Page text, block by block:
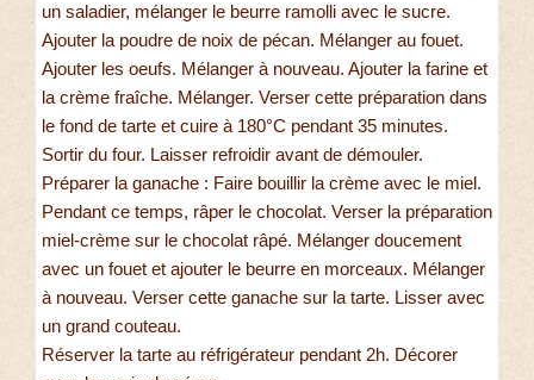
un saladier, mélanger le beurre ramolli avec le sucre.
Ajouter la poudre de noix de pécan. Mélanger au fouet.
Ajouter les oeufs. Mélanger à nouveau. Ajouter la farine et
la crème fraîche. Mélanger. Verser cette préparation dans
le fond de tarte et cuire à 180°C pendant 35 minutes.
Sortir du four. Laisser refroidir avant de démouler.
Préparer la ganache : Faire bouillir la crème avec le miel.
Pendant ce temps, râper le chocolat. Verser la préparation
miel-crème sur le chocolat râpé. Mélanger doucement
avec un fouet et ajouter le beurre en morceaux. Mélanger
à nouveau. Verser cette ganache sur la tarte. Lisser avec
un grand couteau.
Réserver la tarte au réfrigérateur pendant 2h. Décorer